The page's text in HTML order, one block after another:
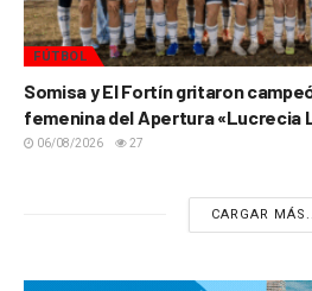
FÚTBOL
Somisa y El Fortín gritaron
femenina del Apertura «Lucrecia
06/08/2026 27
CARGAR